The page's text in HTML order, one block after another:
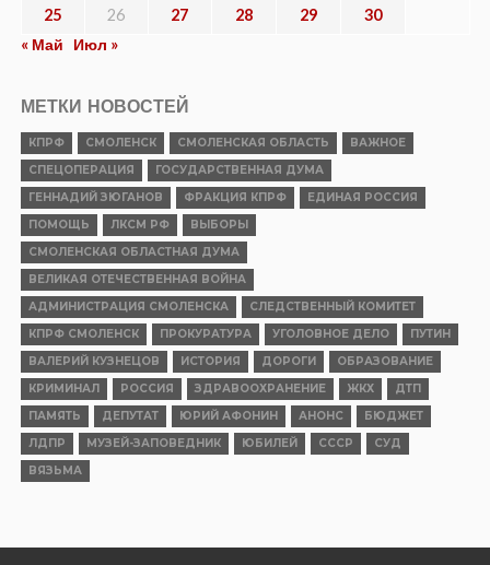
25 26 27 28 29
30
« Май
Июл »
МЕТКИ НОВОСТЕЙ
КПРФ СМОЛЕНСК СМОЛЕНСКАЯ ОБЛАСТЬ
ВАЖНОЕ
СПЕЦОПЕРАЦИЯ
ГОСУДАРСТВЕННАЯ ДУМА
ГЕННАДИЙ ЗЮГАНОВ
ФРАКЦИЯ КПРФ
ЕДИНАЯ РОССИЯ
ПОМОЩЬ
ЛКСМ РФ
ВЫБОРЫ
СМОЛЕНСКАЯ ОБЛАСТНАЯ ДУМА
ВЕЛИКАЯ ОТЕЧЕСТВЕННАЯ ВОЙНА
АДМИНИСТРАЦИЯ СМОЛЕНСКА
СЛЕДСТВЕННЫЙ КОМИТЕТ
КПРФ СМОЛЕНСК
ПРОКУРАТУРА УГОЛОВНОЕ ДЕЛО
ПУТИН
ВАЛЕРИЙ КУЗНЕЦОВ
ИСТОРИЯ ДОРОГИ
ОБРАЗОВАНИЕ
КРИМИНАЛ
РОССИЯ ЗДРАВООХРАНЕНИЕ ЖКХ
ДТП
ПАМЯТЬ
ДЕПУТАТ ЮРИЙ АФОНИН АНОНС
БЮДЖЕТ
ЛДПР
МУЗЕЙ-ЗАПОВЕДНИК ЮБИЛЕЙ СССР
СУД
ВЯЗЬМА